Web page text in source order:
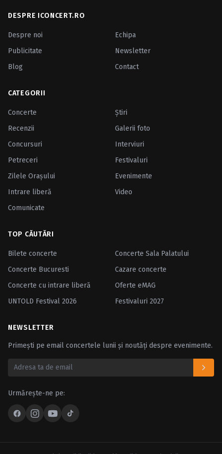
DESPRE ICONCERT.RO
Despre noi
Echipa
Publicitate
Newsletter
Blog
Contact
CATEGORII
Concerte
Ştiri
Recenzii
Galerii foto
Concursuri
Interviuri
Petreceri
Festivaluri
Zilele Oraşului
Evenimente
Intrare liberă
Video
Comunicate
TOP CĂUTĂRI
Bilete concerte
Concerte Sala Palatului
Concerte Bucuresti
Cazare concerte
Concerte cu intrare liberă
Oferte eMAG
UNTOLD Festival 2026
Festivaluri 2027
NEWSLETTER
Primești pe email concertele lunii și noutăți despre evenimente.
Urmărește-ne pe: